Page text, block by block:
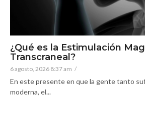
¿Qué es la Estimulación
Transcraneal?
6 agosto, 2026 8:37 am /
En este presente en que la gente tanto
moderna, el...